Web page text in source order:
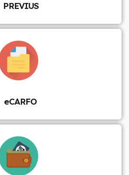
PREVIUS
eCARFO